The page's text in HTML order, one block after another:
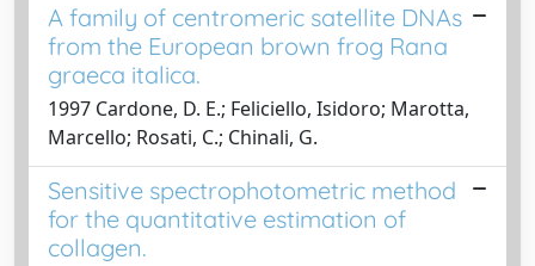
A family of centromeric satellite DNAs
from the European brown frog Rana
graeca italica.
1997 Cardone, D. E.; Feliciello, Isidoro; Marotta,
Marcello; Rosati, C.; Chinali, G.
Sensitive spectrophotometric method
for the quantitative estimation of
collagen.